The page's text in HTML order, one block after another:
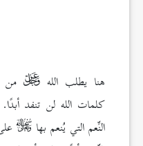
هنا يطلب الله من
كلمات الله لن تنفد
النِّعم التي يُنعم بها